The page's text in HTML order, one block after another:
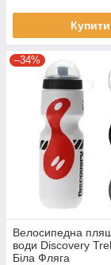
Купити
–34%
Велосипедна
води Discovery
Біла Фляга